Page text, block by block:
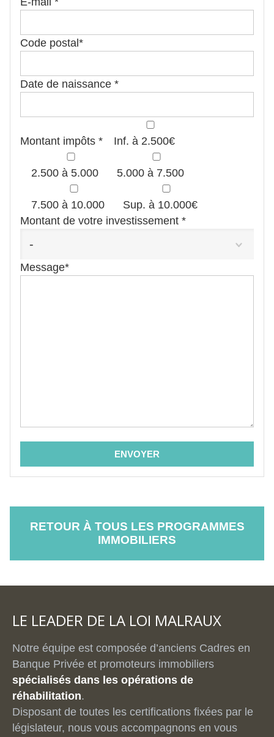
Code postal*
Date de naissance *
Montant impôts * Inf. à 2.500€
2.500 à 5.000 5.000 à 7.500
7.500 à 10.000
Sup. à 10.000€
Montant de votre investissement *
-
Message*
RETOUR À TOUS LES PROGRAMMES
IMMOBILIERS
LE LEADER DE LA LOI MALRAUX
Notre équipe est composée d’anciens Cadres en
Banque Privée et promoteurs immobiliers
spécialisés dans les opérations de
réhabilitation.
Disposant de toutes les certifications fixées par le
législateur, nous vous accompagnons en vous